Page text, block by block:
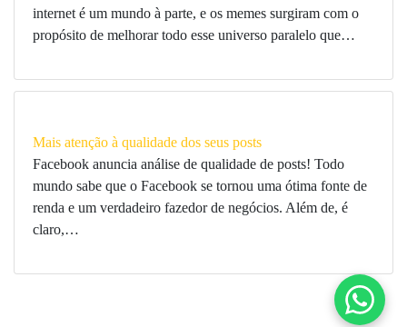
internet é um mundo à parte, e os memes surgiram com o
propósito de melhorar todo esse universo paralelo que…
Mais atenção à qualidade dos seus posts
Facebook anuncia análise de qualidade de posts! Todo
mundo sabe que o Facebook se tornou uma ótima fonte de
renda e um verdadeiro fazedor de negócios. Além de, é
claro,…